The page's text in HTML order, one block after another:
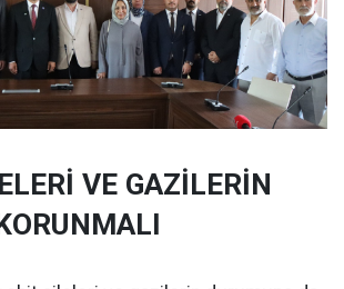
VE GAZİLERİN